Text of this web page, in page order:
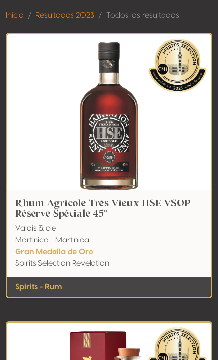
Inicio Resultados 2023 Todos los resultados
Rhum Agricole Très Vieux HSE VSOP
Réserve Spéciale 45°
Valois & cie
Martinica - Martinica
Gran Medalla de Oro
Spirits Selection Revelation
Spirits - Rum